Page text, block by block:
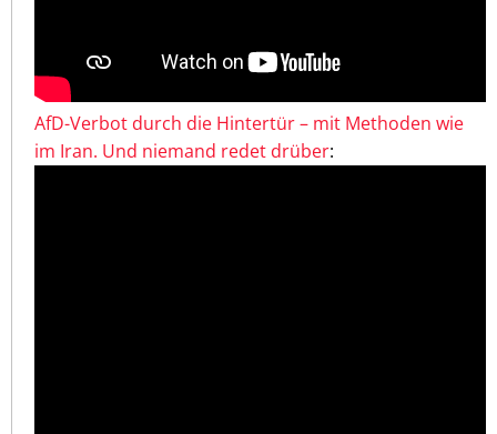
AfD-Verbot durch die Hintertür – mit Methoden wie
im Iran. Und niemand redet drüber: